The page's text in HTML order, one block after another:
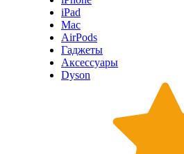
iPad
Mac
AirPods
Гаджеты
Аксессуары
Dyson